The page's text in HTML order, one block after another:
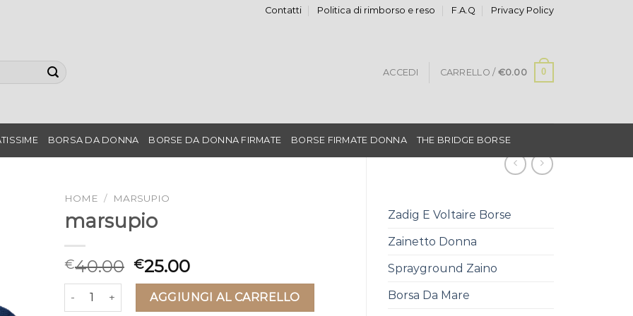
Contatti Politica di rimborso e reso F.A.Q Privacy Policy
ACCEDI CARRELLO / €0.00 0
BORSA DA DONNA BORSE DA DONNA FIRMATE BORSE FIRMATE DONNA THE BRIDGE BORSE
Zadig E Voltaire Borse
Zainetto Donna
Sprayground Zaino
Borsa Da Mare
HOME / MARSUPIO
marsupio
€40.00 €25.00
marsupio quantitàAGGIUNGI AL CARRELLO